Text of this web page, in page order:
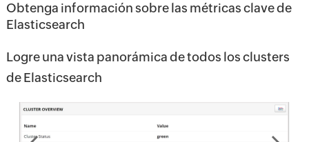
Obtenga información sobre las métricas clave de
Elasticsearch
Logre una vista panorámica de todos los clusters
de Elasticsearch